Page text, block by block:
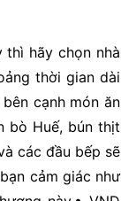
hãy chọn nhà
thời gian dài
cạnh món ăn
bò Huế, bún thịt
các đầu bếp sẽ
cảm giác như